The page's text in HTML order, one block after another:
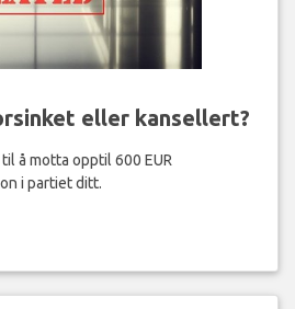
eller kansellert?
å motta opptil 600 EUR
i partiet ditt.